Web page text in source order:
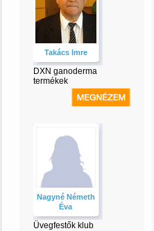
Takács Imre
DXN ganoderma
termékek
Nagyné Németh
Éva
Üvegfestők klub